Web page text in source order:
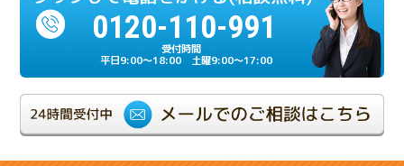
2024.07.17
相続人の一人が重度の認知症だったケース
2024.06.21
相続が複雑化しやすい兄弟相続のケース
0120-110-991
平日9:00～18:00 土曜9:00～17:00